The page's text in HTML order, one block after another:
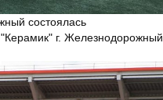
состоялась
г. Железнодорожный